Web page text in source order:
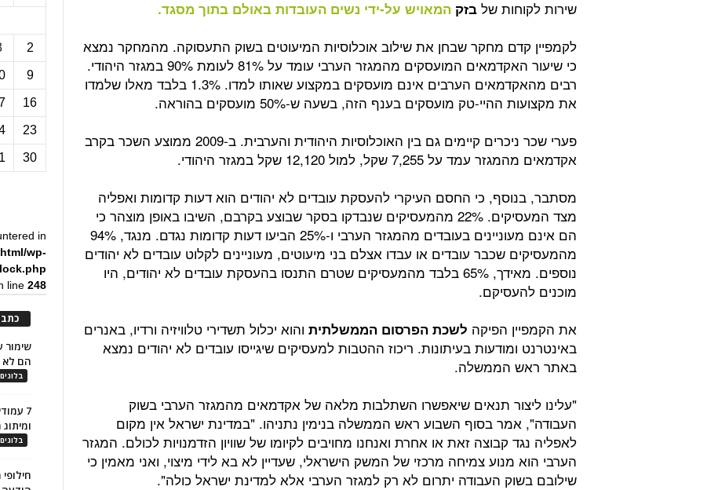
שירות לקוחות של בזקהמאויש על-ידי נשים העובדות באולם בתוך מסגד.
לקמפיין קדם מחקר שבחן את שילוב אוכלוסיות המיעוטים בשוק התעסוקה. מהמחקר נמצא
כי שיעור האקדמאים המועסקים מהמגזר הערבי עומד על 81% לעומת 90% במגזר היהודי.
רבים מהאקדמאים הערבים אינם מועסקים במקצוע שאותו למדו. 1.3% בלבד מאלו שלמדו
את מקצועות ההיי-טק מועסקים בענף הזה, בשעה ש-50% מועסקים בהוראה.
פערי שכר ניכרים קיימים גם בין האוכלוסיות היהודית והערבית. ב-2009 ממוצע השכר בקרב
אקדמאים מהמגזר עמד על 7,255 שקל, למול 12,120 שקל במגזר היהודי.
מסתבר, בנוסף, כי החסם העיקרי להעסקת עובדים לא יהודים הוא דעות קדומות ואפליה
מצד המעסיקים. 22% מהמעסיקים שנבדקו בסקר שבוצע בקרבם, השיבו באופן מוצהר כי
הם אינם מעוניינים בעובדים מהמגזר הערבי ו-25% הביעו דעות קדומות נגדם. מנגד, 94%
מהמעסיקים שכבר עובדים או עבדו אצלם בני מיעוטים, מעוניינים לקלוט עובדים לא יהודים
נוספים. מאידך, 65% בלבד מהמעסיקים שטרם התנסו בהעסקת עובדים לא יהודים, היו
מוכנים להעסיקם.
את הקמפיין הפיקה לשכת הפרסום הממשלתית והוא יכלול תשדירי טלוויזיה ורדיו, באנרים
באינטרנט ומודעות בעיתונות. ריכוז ההטבות למעסיקים שיגייסו עובדים לא יהודים נמצא
באתר ראש הממשלה.
"עלינו ליצור תנאים שיאפשרו השתלבות מלאה של אקדמאים מהמגזר הערבי בשוק
העבודה", אמר בסוף השבוע ראש הממשלה בנימין נתניהו. "במדינת ישראל אין מקום
לאפליה נגד קבוצה זאת או אחרת ואנחנו מחויבים לקיומו של שוויון הזדמנויות לכולם. המגזר
הערבי הוא מנוע צמיחה מרכזי של המשק הישראלי, שעדיין לא בא לידי מיצוי, ואני מאמין כי
שילובם בשוק העבודה יתרום לא רק למגזר הערבי אלא למדינת ישראל כולה".
2
9
16
23
30
in
wp-
line248
הם לא
בלוגים
7
בלוגים